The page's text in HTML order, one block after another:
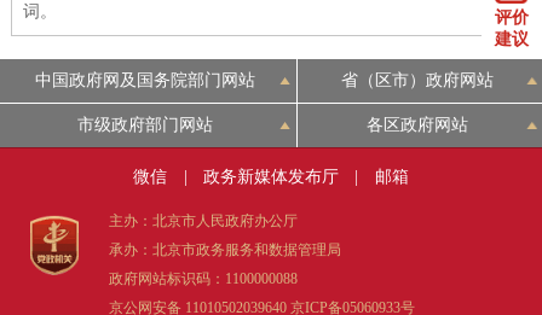
词。
评价
建议
中国政府网及国务院部门网站 省（区市）政府网站
市级政府部门网站 各区政府网站
微信 | 政务新媒体发布厅 | 邮箱
主办：北京市人民政府办公厅
承办：北京市政务服务和数据管理局
政府网站标识码：1100000088
京公网安备 11010502039640 京ICP备05060933号